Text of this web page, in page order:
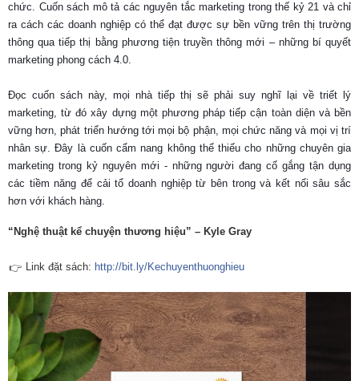
chức. Cuốn sách mô tả các nguyên tắc marketing trong thế kỷ 21 và chỉ
ra cách các doanh nghiệp có thể đạt được sự bền vững trên thị trường
thông qua tiếp thị bằng phương tiện truyền thông mới – những bí quyết
marketing phong cách 4.0.
Đọc cuốn sách này, mọi nhà tiếp thị sẽ phải suy nghĩ lại về triết lý
marketing, từ đó xây dựng một phương pháp tiếp cận toàn diện và bền
vững hơn, phát triển hướng tới mọi bộ phận, mọi chức năng và mọi vị trí
nhân sự. Đây là cuốn cẩm nang không thể thiếu cho những chuyên gia
marketing trong kỷ nguyên mới - những người đang cố gắng tận dụng
các tiềm năng để cải tổ doanh nghiệp từ bên trong và kết nối sâu sắc
hơn với khách hàng.
“Nghệ thuật kể chuyện thương hiệu” – Kyle Gray
👉 Link đặt sách: http://bit.ly/Kechuyenthuonghieu